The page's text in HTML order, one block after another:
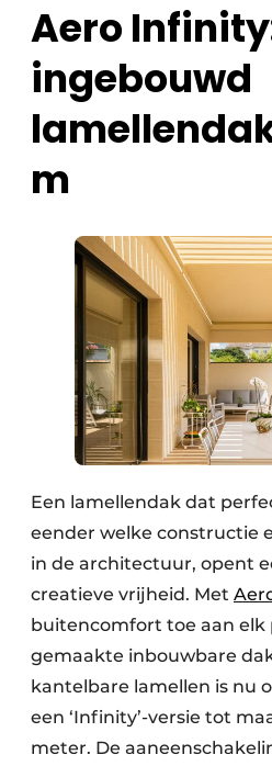
Aero
ingebouwd
m
Een lamellendak dat
eender welke constructie
in de architectuur, opent
creatieve vrijheid. Met
buitencomfort toe aan elk
gemaakte inbouwbare
kantelbare lamellen is nu
een ‘Infinity’-versie tot
meter. De